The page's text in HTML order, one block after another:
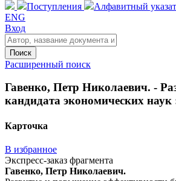
Поступления Алфавитный
ENG
Вход
Поиск
Расширенный поиск
Гавенко, Петр Николаевич. -
кандидата экономических
Карточка
В избранное
Экспресс-заказ фрагмента
Гавенко, Петр Николаевич.